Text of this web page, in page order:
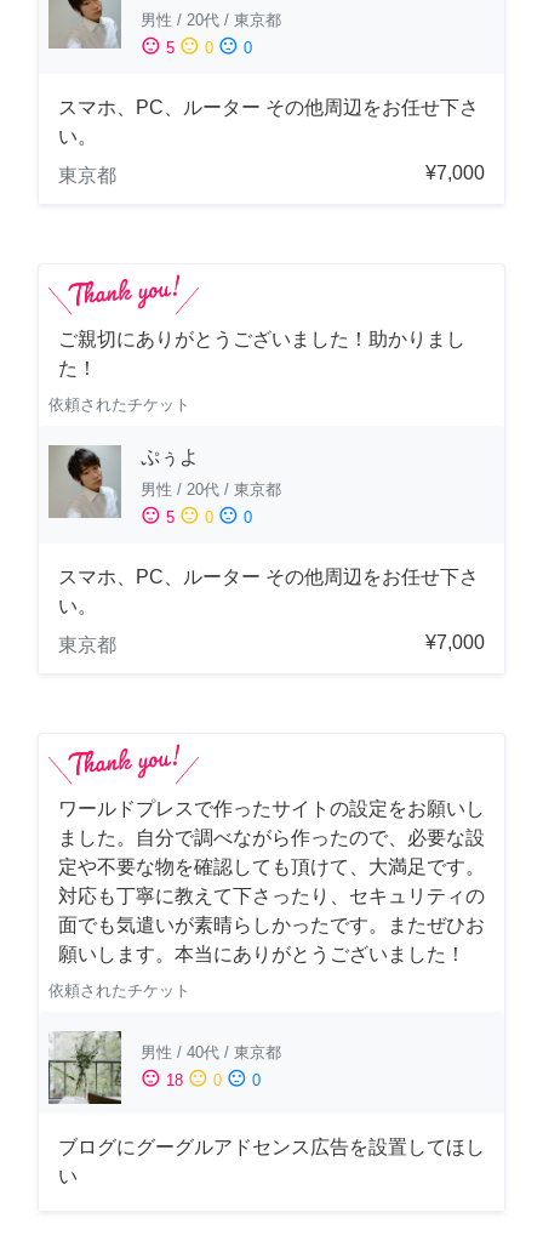
男性 / 20代 / 東京都
sentiment_satisfied 5 sentiment_neutral 0 sentiment_dissatisfied 0
スマホ、PC、ルーター その他周辺をお任せ下さ
い。
東京都
¥7,000
ご親切にありがとうございました！助かりまし
た！
依頼されたチケット
ぷぅよ
男性 / 20代 / 東京都
sentiment_satisfied 5 sentiment_neutral 0 sentiment_dissatisfied 0
スマホ、PC、ルーター その他周辺をお任せ下さ
い。
東京都
¥7,000
ワールドプレスで作ったサイトの設定をお願いし
ました。自分で調べながら作ったので、必要な設
定や不要な物を確認しても頂けて、大満足です。
対応も丁寧に教えて下さったり、セキュリティの
面でも気遣いが素晴らしかったです。またぜひお
願いします。本当にありがとうございました！
依頼されたチケット
男性 / 40代 / 東京都
sentiment_satisfied 18 sentiment_neutral 0 sentiment_dissatisfied 0
ブログにグーグルアドセンス広告を設置してほし
い